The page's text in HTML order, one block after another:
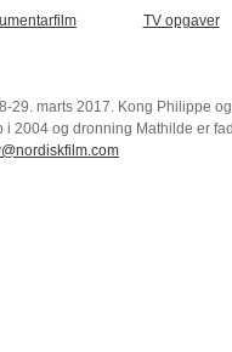
TV opgaver
29. marts 2017. Kong Philippe
2004 og dronning Mathilde er